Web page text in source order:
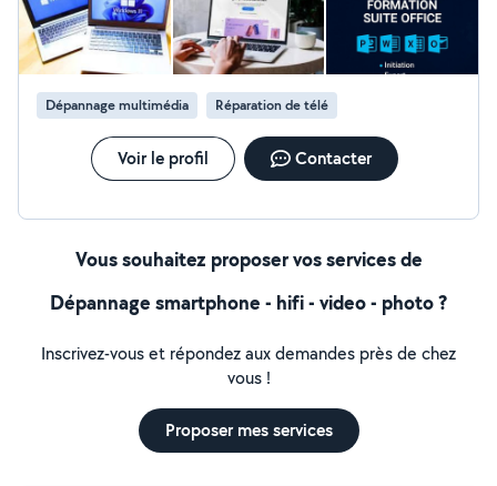
Manutention : port de meubles, chargement et
déchargement de camions. Dépannage électroménager
: réparation de vos appareils à domicile. Bricolage &
multiservices : petits travaux et aide pratique du
quotidien. Service professionnel, rapide et efficace.
Dépannage multimédia Réparation de télé
Voir le profil Contacter
Vous souhaitez proposer vos services de
Dépannage smartphone - hifi - video - photo ?
Inscrivez-vous et répondez aux demandes près de chez
vous !
Proposer mes services